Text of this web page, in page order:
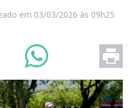
em 03/03/2026 às 09h25